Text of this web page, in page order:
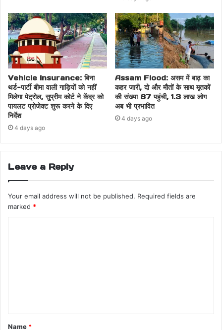
Vehicle Insurance: बिना
थर्ड-पार्टी बीमा वाली गाड़ियों को नहीं
मिलेगा पेट्रोल, सुप्रीम कोर्ट ने केंद्र को
पायलट प्रोजेक्ट शुरू करने के दिए
निर्देश
4 days ago
Assam Flood: असम में बाढ़ का
कहर जारी, दो और मौतों के साथ मृतकों
की संख्या 87 पहुंची, 1.3 लाख लोग
अब भी प्रभावित
4 days ago
Leave a Reply
Your email address will not be published. Required fields are
marked *
Name *